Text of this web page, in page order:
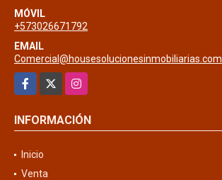
MÓVIL
+573026671792
EMAIL
Comercial@housesolucionesinmobiliarias.com
Facebook
Instagram
INFORMACIÓN
Inicio
Venta